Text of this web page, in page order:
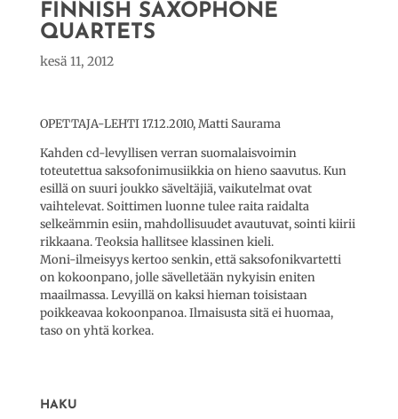
FINNISH SAXOPHONE
QUARTETS
kesä 11, 2012
OPETTAJA-LEHTI 17.12.2010, Matti Saurama
Kahden cd-levyllisen verran suomalaisvoimin
toteutettua saksofonimusiikkia on hieno saavutus. Kun
esillä on suuri joukko säveltäjiä, vaikutelmat ovat
vaihtelevat. Soittimen luonne tulee raita raidalta
selkeämmin esiin, mahdollisuudet avautuvat, sointi kiirii
rikkaana. Teoksia hallitsee klassinen kieli.
Moni-ilmeisyys kertoo senkin, että saksofonikvartetti
on kokoonpano, jolle sävelletään nykyisin eniten
maailmassa. Levyillä on kaksi hieman toisistaan
poikkeavaa kokoonpanoa. Ilmaisusta sitä ei huomaa,
taso on yhtä korkea.
HAKU